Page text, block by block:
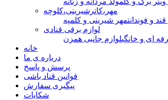
مهر،کاترشیرینی،کلوچه
و فوندانتمهر شیرینی و کلمپه
لوازم برقی قنادی
ای و خانگیلوازم جانبی همزن
خانه
درباره ی ما
پرسش و پاسخ
قوانین قناد باشی
پیگیری سفارش
شکایات